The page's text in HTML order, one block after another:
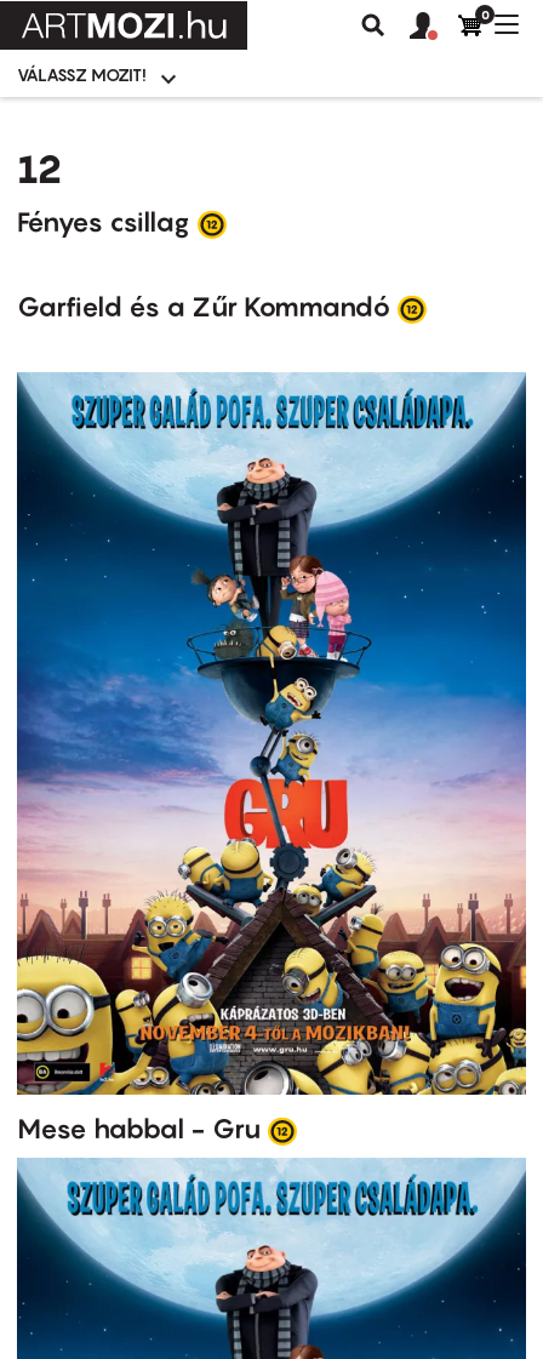
tartalomra
Moziválasztó
menü
VÁLASSZ MOZIT!
Keresés
Felhasználói
fiók
0
12
Fényes csillag
Garfield és a Zűr Kommandó
Mese habbal - Gru